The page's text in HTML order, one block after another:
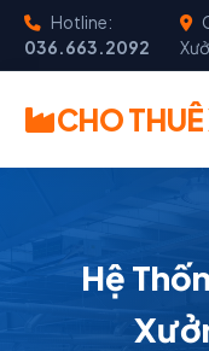
Hotline:
036.663.2092
CHO
Hệ